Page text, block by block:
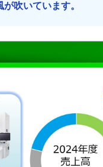
吹いています。